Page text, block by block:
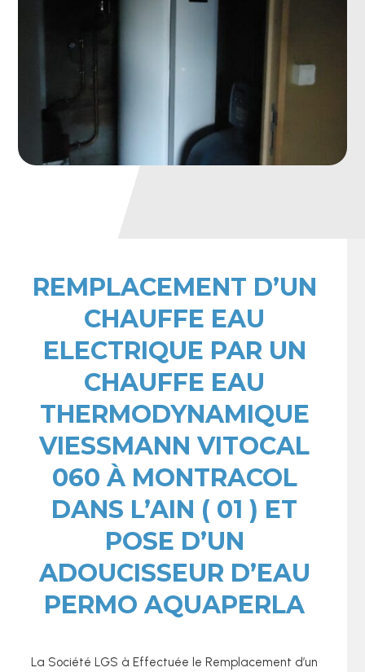
REMPLACEMENT D’UN
CHAUFFE EAU
ELECTRIQUE PAR UN
CHAUFFE EAU
THERMODYNAMIQUE
VIESSMANN VITOCAL
060 À MONTRACOL
DANS L’AIN ( 01 ) ET
POSE D’UN
ADOUCISSEUR D’EAU
PERMO AQUAPERLA
La Société LGS à Effectuée le Remplacement d’un